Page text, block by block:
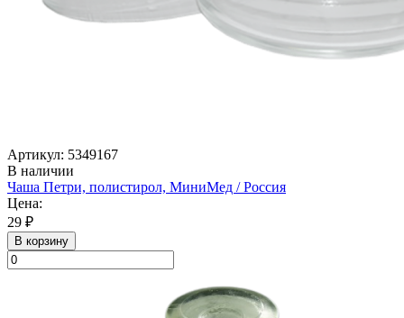
Артикул: 5349167
В наличии
Чаша Петри, полистирол, МиниМед / Россия
Цена:
29 ₽
В корзину